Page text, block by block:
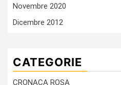
Novembre 2020
Dicembre 2012
CATEGORIE
CRONACA ROSA